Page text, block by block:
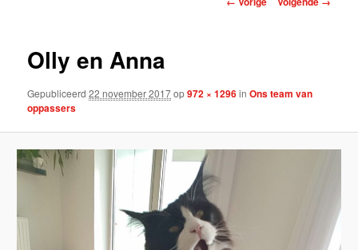
Olly en Anna
Gepubliceerd22 november 2017op972 × 1296inOns team van
oppassers